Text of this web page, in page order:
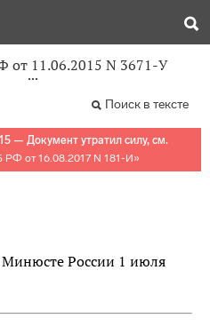
от 11.06.2015 N 3671-У
Поиск в тексте
— Документ утратил силу, см.
РФ от 16.08.2017 N 181-И»
Минюсте России 1 июля